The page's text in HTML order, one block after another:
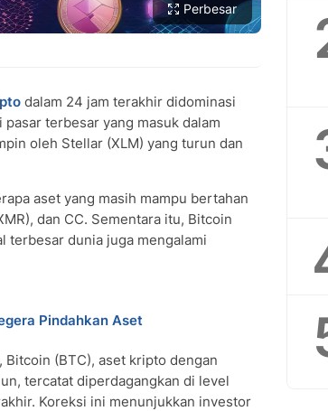
Perbesar
dalam 24 jam terakhir didominasi
terbesar yang masuk dalam
oleh Stellar (XLM) yang turun dan
aset yang masih mampu bertahan
dan CC. Sementara itu, Bitcoin
terbesar dunia juga mengalami
Pindahkan Aset
(BTC), aset kripto dengan
tercatat diperdagangkan di level
Koreksi ini menunjukkan investor